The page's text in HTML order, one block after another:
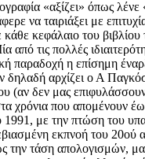
«αξίζει» όπως λένε
να ταιριάξει με
κάθε κεφάλαιο του
από τις πολλές
παραδοχή η επίσημη
δηλαδή αρχίζει ο Α
(αν δεν μας
χρόνια που απομένουν
1991, με την πτώση του
εκπνοή του 20ού
την τάση απολογισμών,